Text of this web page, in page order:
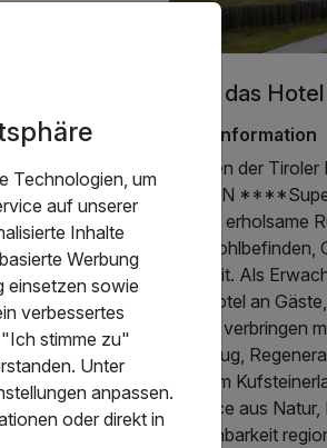
Über das Hotel
Hotelinformation
Inmitten der
SIEBEN
Häring erholsame
auf
Auszeit. Als
das Hotel an
Trubel verbringen
Rückzug,
Lage im
Balance aus
Erreichbarkeit
Technologien, um
auf unserer
Inhalte
Werbung
einsetzen sowie
verbessertes
stimme zu"
Unter
anpassen.
oder direkt in